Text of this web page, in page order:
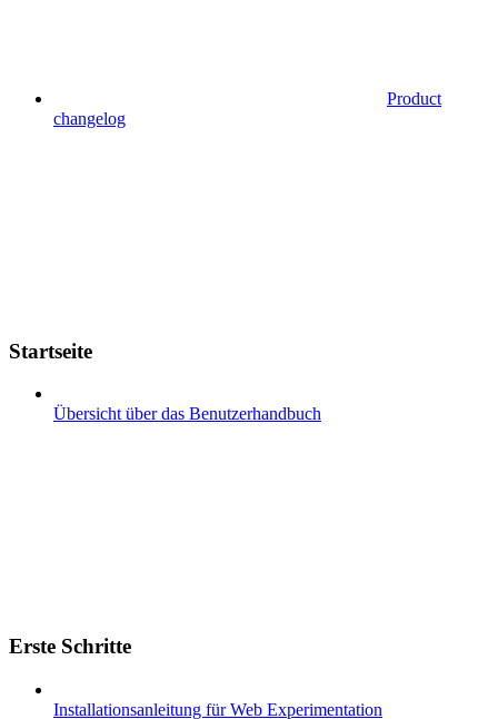
Product
changelog
Startseite
Übersicht über das Benutzerhandbuch
Erste Schritte
Installationsanleitung für Web Experimentation